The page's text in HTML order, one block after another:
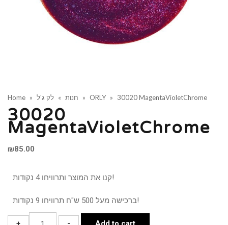
Home » חנות » לק ג'ל » ORLY » 30020 MagentaVioletChrome
30020
MagentaVioletChrome
₪85.00
קנו את המוצר ותרוויחו 4 נקודות!
ברכישה מעל 500 ש"ח תרוויחו 9 נקודות!
30020